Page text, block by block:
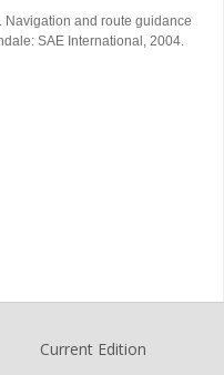
Navigation and route guidance
SAE International, 2004.
Current Edition